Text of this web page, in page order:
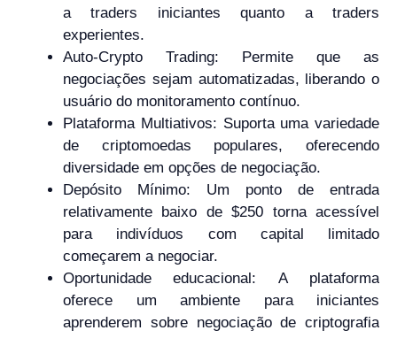
a traders iniciantes quanto a traders
experientes.
Auto-Crypto Trading: Permite que as
negociações sejam automatizadas, liberando o
usuário do monitoramento contínuo.
Plataforma Multiativos: Suporta uma variedade
de criptomoedas populares, oferecendo
diversidade em opções de negociação.
Depósito Mínimo: Um ponto de entrada
relativamente baixo de $250 torna acessível
para indivíduos com capital limitado
começarem a negociar.
Oportunidade educacional: A plataforma
oferece um ambiente para iniciantes
aprenderem sobre negociação de criptografia